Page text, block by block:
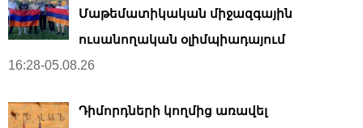
Մաթեմատիկական միջազգային
ուսանողական օլիմպիադայում
16:28-05.08.26
Դիմորդների կողմից առավել